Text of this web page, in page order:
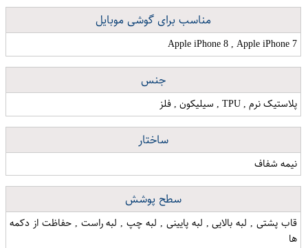
مناسب برای گوشی موبایل
Apple iPhone 8 , Apple iPhone 7
جنس
پلاستیک نرم , TPU , سیلیکون , فلز
ساختار
نیمه شفاف
سطح پوشش
قاب پشتی , لبه بالایی , لبه پایینی , لبه چپ , لبه راست , حفاظت از دکمه
ها